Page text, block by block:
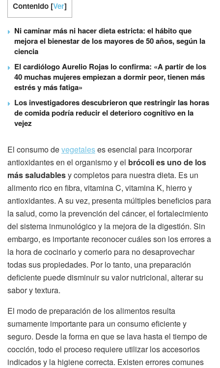
Contenido [Ver]
Ni caminar más ni hacer dieta estricta: el hábito que
mejora el bienestar de los mayores de 50 años, según la
ciencia
El cardiólogo Aurelio Rojas lo confirma: «A partir de los
40 muchas mujeres empiezan a dormir peor, tienen más
estrés y más fatiga»
Los investigadores descubrieron que restringir las horas
de comida podría reducir el deterioro cognitivo en la
vejez
El consumo devegetaleses esencial para incorporar
antioxidantes en el organismo y el brócoli es uno de los
más saludablesy completos para nuestra dieta. Es un
alimento rico en fibra, vitamina C, vitamina K, hierro y
antioxidantes. A su vez, presenta múltiples beneficios para
la salud, como la prevención del cáncer, el fortalecimiento
del sistema inmunológico y la mejora de la digestión. Sin
embargo, es importante reconocer cuáles son los errores a
la hora de cocinarlo y comerlo para no desaprovechar
todas sus propiedades. Por lo tanto, una preparación
deficiente puede disminuir su valor nutricional, alterar su
sabor y textura.
El modo de preparación de los alimentos resulta
sumamente importante para un consumo eficiente y
seguro. Desde la forma en que se lava hasta el tiempo de
cocción, todo el proceso requiere utilizar los accesorios
indicados y la higiene correcta. Existen errores comunes